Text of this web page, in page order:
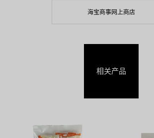
海宝商事网上商店
相关产品